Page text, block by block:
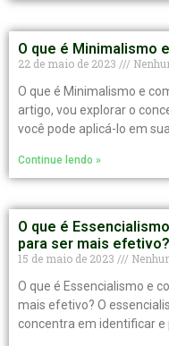
O que é Minimalismo
22 de maio de 2023
O que é Minimalismo e
artigo, vou explorar o
você pode aplicá-lo em
Continue lendo »
O que é
para ser mais efetivo?
15 de maio de 2023
O que é Essencialismo e
mais efetivo? O
concentra em identificar e